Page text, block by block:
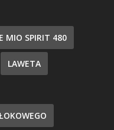
MIO SPIRIT 480
LAWETA